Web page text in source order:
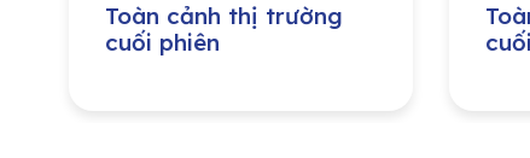
Toàn cảnh thị trường
cuối phiên